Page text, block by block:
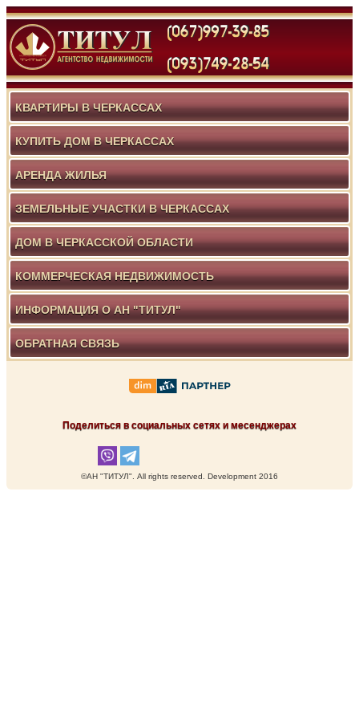
КВАРТИРЫ В ЧЕРКАССАХ
КУПИТЬ ДОМ В ЧЕРКАССАХ
АРЕНДА ЖИЛЬЯ
ЗЕМЕЛЬНЫЕ УЧАСТКИ В ЧЕРКАССАХ
ДОМ В ЧЕРКАССКОЙ ОБЛАСТИ
КОММЕРЧЕСКАЯ НЕДВИЖИМОСТЬ
ИНФОРМАЦИЯ О АН "ТИТУЛ"
ОБРАТНАЯ СВЯЗЬ
Поделиться в социальных сетях и месенджерах
©АН "ТИТУЛ". Аll rights reserved. Development 2016